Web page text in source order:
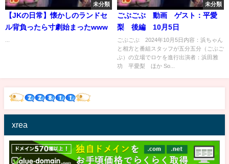
未分類
【JKの日常】懐かしのランドセ
ル背負ったら寸劇始まったwww
未分類
ごぶごぶ 動画 ゲスト：平愛
梨 後編 10月5日
ごぶごぶ 2024年10月5日内容：浜ちゃん
と相方と番組スタッフが五分五分（ごぶご
ぶ）の立場でロケを進行出演者：浜田雅
功 平愛梨 ほか So...
xrea